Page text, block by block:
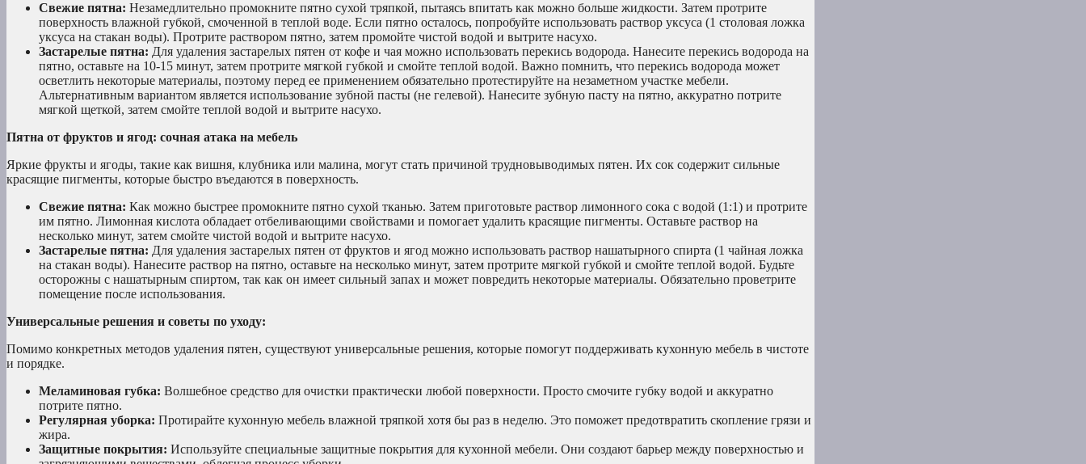
Свежие пятна: Незамедлительно промокните пятно сухой тряпкой, пытаясь впитать как можно больше жидкости. Затем протрите
поверхность влажной губкой, смоченной в теплой воде. Если пятно осталось, попробуйте использовать раствор уксуса (1 столовая ложка
уксуса на стакан воды). Протрите раствором пятно, затем промойте чистой водой и вытрите насухо.
Застарелые пятна: Для удаления застарелых пятен от кофе и чая можно использовать перекись водорода. Нанесите перекись водорода на
пятно, оставьте на 10-15 минут, затем протрите мягкой губкой и смойте теплой водой. Важно помнить, что перекись водорода может
осветлить некоторые материалы, поэтому перед ее применением обязательно протестируйте на незаметном участке мебели.
Альтернативным вариантом является использование зубной пасты (не гелевой). Нанесите зубную пасту на пятно, аккуратно потрите
мягкой щеткой, затем смойте теплой водой и вытрите насухо.
Пятна от фруктов и ягод: сочная атака на мебель
Яркие фрукты и ягоды, такие как вишня, клубника или малина, могут стать причиной трудновыводимых пятен. Их сок содержит сильные
красящие пигменты, которые быстро въедаются в поверхность.
Свежие пятна: Как можно быстрее промокните пятно сухой тканью. Затем приготовьте раствор лимонного сока с водой (1:1) и протрите
им пятно. Лимонная кислота обладает отбеливающими свойствами и помогает удалить красящие пигменты. Оставьте раствор на
несколько минут, затем смойте чистой водой и вытрите насухо.
Застарелые пятна: Для удаления застарелых пятен от фруктов и ягод можно использовать раствор нашатырного спирта (1 чайная ложка
на стакан воды). Нанесите раствор на пятно, оставьте на несколько минут, затем протрите мягкой губкой и смойте теплой водой. Будьте
осторожны с нашатырным спиртом, так как он имеет сильный запах и может повредить некоторые материалы. Обязательно проветрите
помещение после использования.
Универсальные решения и советы по уходу:
Помимо конкретных методов удаления пятен, существуют универсальные решения, которые помогут поддерживать кухонную мебель в чистоте
и порядке.
Меламиновая губка: Волшебное средство для очистки практически любой поверхности. Просто смочите губку водой и аккуратно
потрите пятно.
Регулярная уборка: Протирайте кухонную мебель влажной тряпкой хотя бы раз в неделю. Это поможет предотвратить скопление грязи и
жира.
Защитные покрытия: Используйте специальные защитные покрытия для кухонной мебели. Они создают барьер между поверхностью и